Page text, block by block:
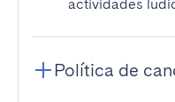
actividades
Política de